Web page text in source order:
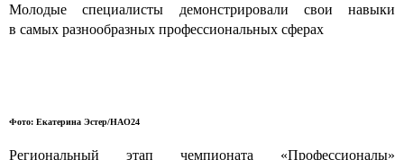
Молодые специалисты демонстрировали свои навыки
в самых разнообразных профессиональных сферах
Фото: Екатерина Эстер/НАО24
Региональный этап чемпионата «Профессионалы»